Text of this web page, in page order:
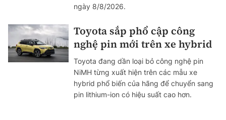
ngày 8/8/2026.
Toyota sắp phổ cập công
nghệ pin mới trên xe hybrid
Toyota đang dần loại bỏ công nghệ pin
NiMH từng xuất hiện trên các mẫu xe
hybrid phổ biến của hãng để chuyển sang
pin lithium-ion có hiệu suất cao hơn.